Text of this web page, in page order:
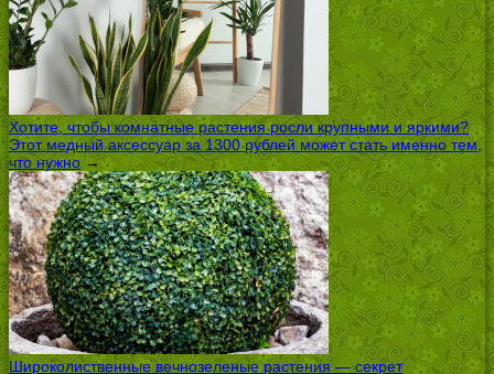
Хотите, чтобы комнатные растения росли крупными и яркими?
Этот медный аксессуар за 1300 рублей может стать именно тем,
что нужно→
Широколиственные вечнозеленые растения — секрет